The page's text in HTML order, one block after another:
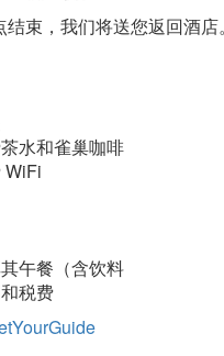
束，我们将送您返回酒店。
水和雀巢咖啡
WiFi
午餐（含饮料
税费